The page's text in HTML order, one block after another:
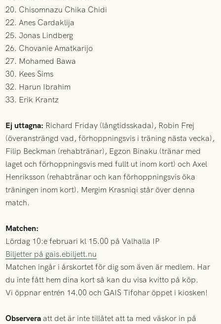
20. Chisomnazu Chika Chidi
22. Anes Cardaklija
25. Jonas Lindberg
26. Chovanie Amatkarijo
27. Mohamed Bawa
30. Kees Sims
32. Harun Ibrahim
33. Erik Krantz
Ej uttagna: Richard Friday (långtidsskada), Robin Frej
(överansträngd vad, förhoppningsvis i träning nästa vecka),
Filip Beckman (rehabtränar), Egzon Binaku (tränar med
laget och förhoppningsvis med fullt ut inom kort) och Axel
Henriksson (rehabtränar och kan förhoppningsvis öka
träningen inom kort). Mergim Krasniqi står över denna
match.
Matchen:
Lördag 10:e februari kl 15.00 på Valhalla IP
Biljetter på gais.ebiljett.nu
Matchen ingår i årskortet för dig som även är medlem. Har
du inte fått hem dina kort så kan du visa kvitto på köp.
Vi öppnar entrén 14.00 och GAIS Tifohar öppet i kiosken!
Observeraatt det är inte tillåtet att ta med väskor in på